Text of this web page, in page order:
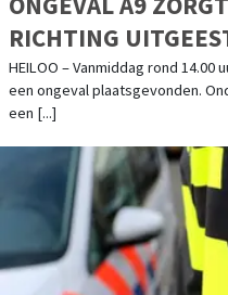
RICHTING
HEILOO – Vanmiddag rond
een ongeval plaatsgevonden.
een [...]